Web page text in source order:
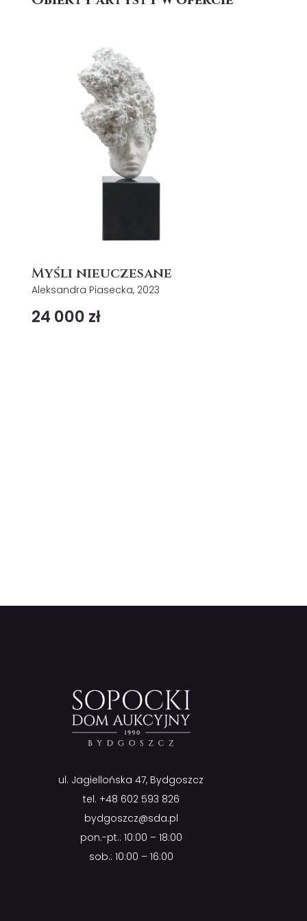
Myśli nieuczesane
Aleksandra Piasecka, 2023
24 000 zł
ul. Jagiellońska 47, Bydgoszcz
tel. +48 602 593 826
bydgoszcz@sda.pl
pon.-pt.: 10:00 – 18:00
sob.: 10:00 – 16:00